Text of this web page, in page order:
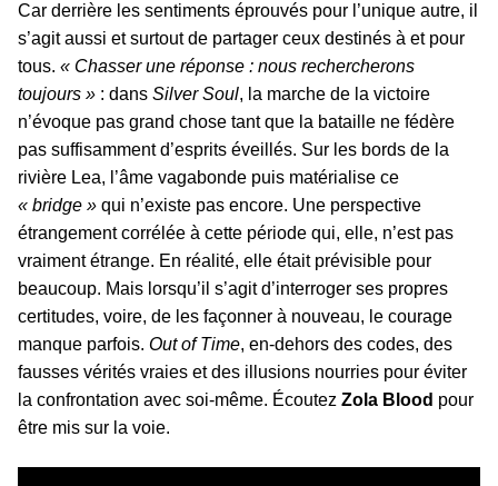
Car derrière les sentiments éprouvés pour l’unique autre, il
s’agit aussi et surtout de partager ceux destinés à et pour
tous. « Chasser une réponse : nous rechercherons
toujours » : dans Silver Soul, la marche de la victoire
n’évoque pas grand chose tant que la bataille ne fédère
pas suffisamment d’esprits éveillés. Sur les bords de la
rivière Lea, l’âme vagabonde puis matérialise ce
« bridge » qui n’existe pas encore. Une perspective
étrangement corrélée à cette période qui, elle, n’est pas
vraiment étrange. En réalité, elle était prévisible pour
beaucoup. Mais lorsqu’il s’agit d’interroger ses propres
certitudes, voire, de les façonner à nouveau, le courage
manque parfois. Out of Time, en-dehors des codes, des
fausses vérités vraies et des illusions nourries pour éviter
la confrontation avec soi-même. Écoutez Zola Blood pour
être mis sur la voie.